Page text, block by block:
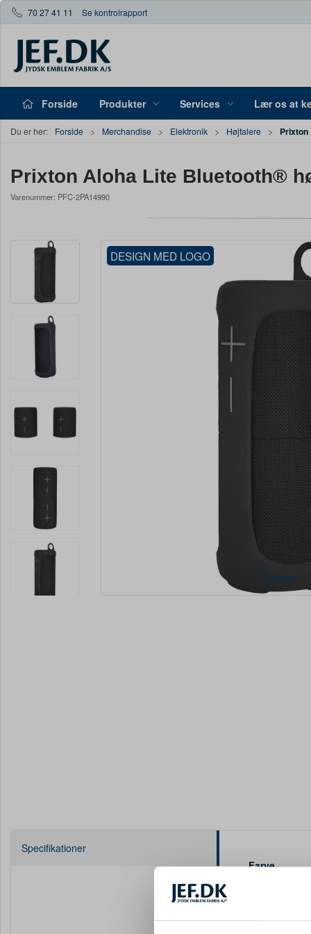
70 27 41 11 Se kontrolrapport
Forside Produkter Services Lær os at
Du er her: Forside Merchandise Elektronik Højtalere Prixton
Prixton Aloha Lite Bluetooth®
Varenummer: PFC-2PA14990
DESIGN MED LOGO
Forstør
Specifikationer
Farve
Højde mm